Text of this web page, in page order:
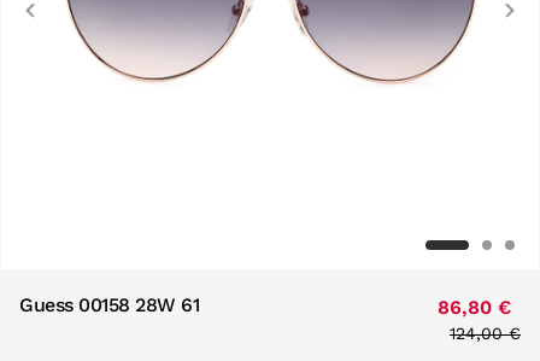
Previous
Guess 00158 28W 61 86,80 €
Price
124,00 €